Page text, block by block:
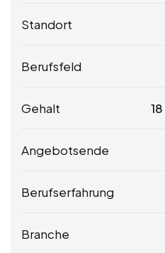
Standort
Berufsfeld
Gehalt 18
Angebotsende
Berufserfahrung
Branche